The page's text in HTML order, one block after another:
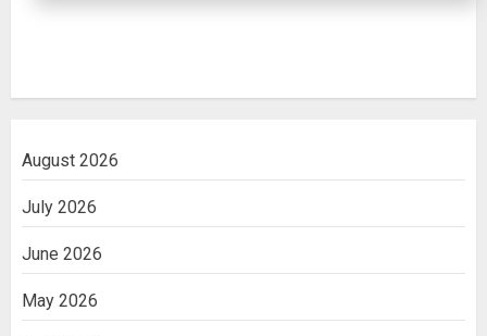
August 2026
July 2026
June 2026
May 2026